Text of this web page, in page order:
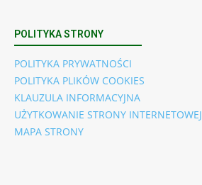
POLITYKA STRONY
POLITYKA PRYWATNOŚCI
POLITYKA PLIKÓW COOKIES
KLAUZULA INFORMACYJNA
UŻYTKOWANIE STRONY INTERNETOWEJ
MAPA STRONY